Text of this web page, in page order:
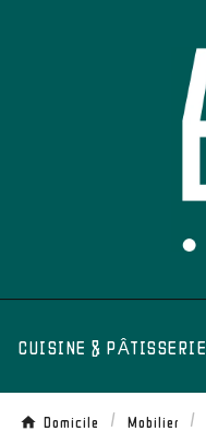
CUISINE & PÂTISSERIE
Domicile Mobilier